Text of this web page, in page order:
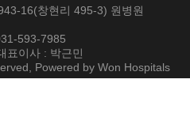
16(창현리 495-3) 원병원
593-7985
표이사 : 박근민
Powered by Won Hospitals